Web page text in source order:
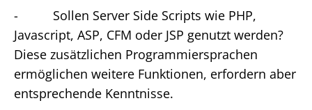
- Sollen Server Side Scripts wie PHP,
Javascript, ASP, CFM oder JSP genutzt werden?
Diese zusätzlichen Programmiersprachen
ermöglichen weitere Funktionen, erfordern aber
entsprechende Kenntnisse.